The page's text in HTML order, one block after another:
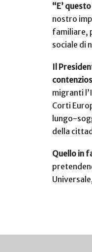
“E’
nostro
familiare,
sociale di
Il
migranti
Corti
lungo-
della
Quello in